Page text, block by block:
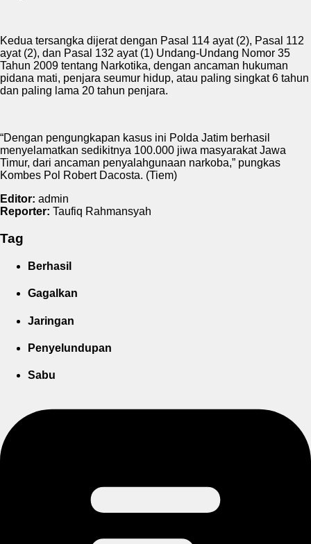
Kedua tersangka dijerat dengan Pasal 114 ayat (2), Pasal 112
ayat (2), dan Pasal 132 ayat (1) Undang-Undang Nomor 35
Tahun 2009 tentang Narkotika, dengan ancaman hukuman
pidana mati, penjara seumur hidup, atau paling singkat 6 tahun
dan paling lama 20 tahun penjara.
“Dengan pengungkapan kasus ini Polda Jatim berhasil
menyelamatkan sedikitnya 100.000 jiwa masyarakat Jawa
Timur, dari ancaman penyalahgunaan narkoba,” pungkas
Kombes Pol Robert Dacosta. (Tiem)
Editor: admin
Reporter: Taufiq Rahmansyah
Tag
Berhasil
Gagalkan
Jaringan
Penyelundupan
Sabu